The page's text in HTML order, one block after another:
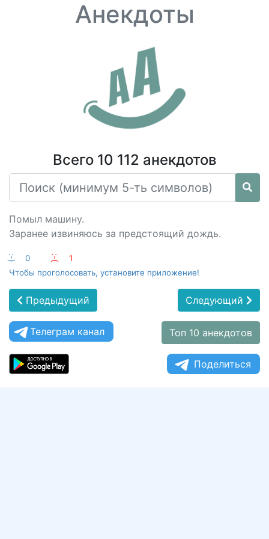
Анекдоты
Всего 10 112 анекдотов
Помыл машину.
Заранее извиняюсь за предстоящий дождь.
:-) 0 :-(
1
Чтобы проголосовать, установите приложение!
Предыдущий Следующий
Телеграм канал Топ 10 анекдотов
Поделиться